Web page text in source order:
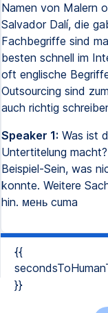
Namen von Malern
Salvador Dalí, die
Fachbegriffe sind
besten schnell im
oft englische
Outsourcing sind
auch richtig
Speaker 1: Was ist
Untertitelung
Beispiel-Sein, was
konnte. Weitere
hin. мень cuma
{{
}}